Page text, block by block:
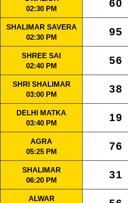
02:30 PM
60
SHALIMAR SAVERA
02:30 PM
95
SHREE SAI
02:40 PM
56
SHRI SHALIMAR
03:00 PM
38
DELHI MATKA
03:40 PM
19
AGRA
05:25 PM
76
SHALIMAR
06:20 PM
31
ALWAR